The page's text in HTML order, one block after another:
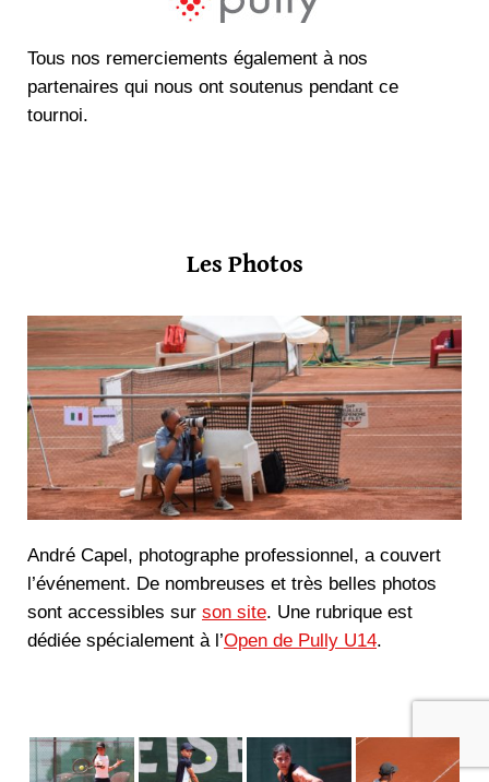
Tous nos remerciements également à nos
partenaires qui nous ont soutenus pendant ce
tournoi.
Les Photos
André Capel, photographe professionnel, a couvert
l’événement. De nombreuses et très belles photos
sont accessibles sur son site. Une rubrique est
dédiée spécialement à l’Open de Pully U14.